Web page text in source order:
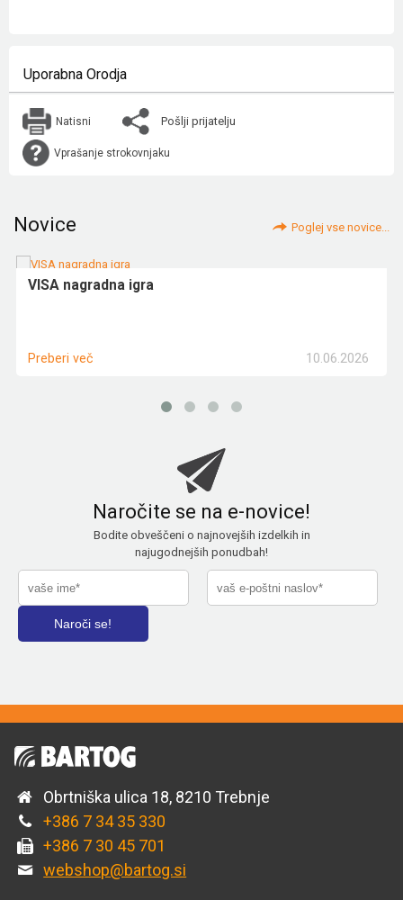
Uporabna Orodja
Natisni Pošlji prijatelju
Vprašanje strokovnjaku
Novice Poglej vse novice...
VISA nagradna igra
10.06.2026
Preberi več
Naročite se na e-novice!
Bodite obveščeni o najnovejših izdelkih in
najugodnejših ponudbah!
Obrtniška ulica 18, 8210 Trebnje
+386 7 34 35 330
+386 7 30 45 701
webshop@bartog.si